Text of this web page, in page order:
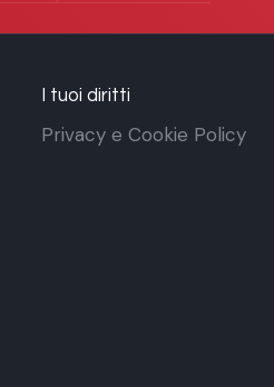
I tuoi diritti
Privacy e Cookie Policy